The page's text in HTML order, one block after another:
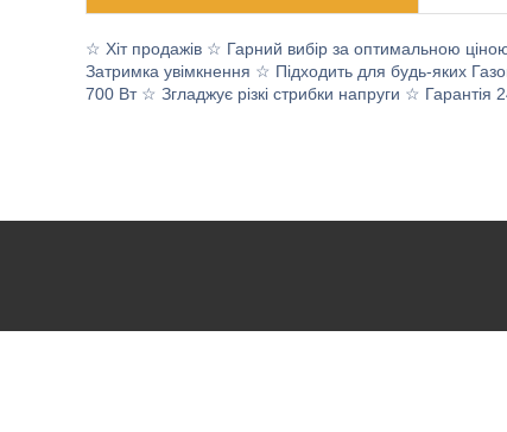
☆ Хіт продажів ☆ Гарний вибір за оптимальною
Затримка увімкнення ☆ Підходить для будь-яких
700 Вт ☆ Згладжує різкі стрибки напруги ☆ Гарантія